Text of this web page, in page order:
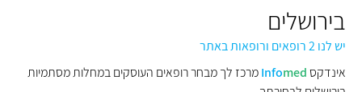
בירושלים
יש לנו 2 רופאים ורופאות באתר
אינדקס
Infomed
מרכז לך מבחר רופאים העוסקים במחלות מסתמיות